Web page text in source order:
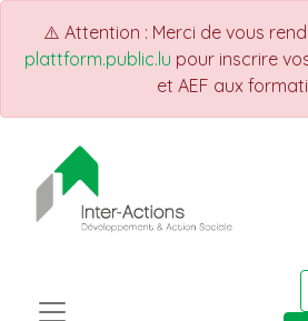
⚠️ Attention : Merci de vous
plattform.public.lu pour inscrire
et AEF aux